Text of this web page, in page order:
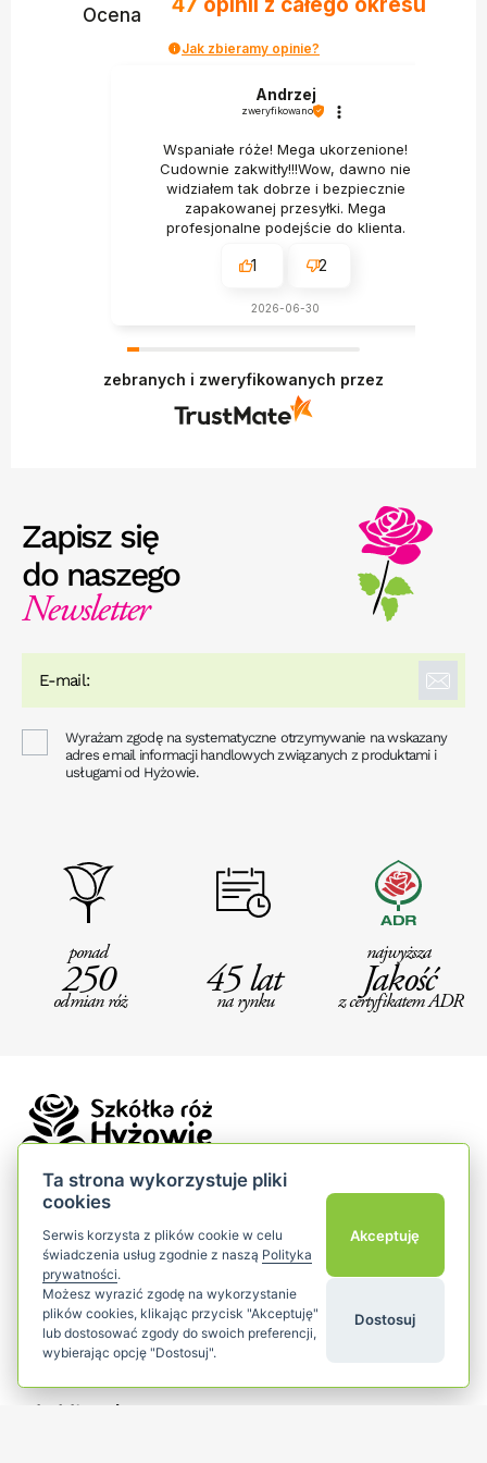
Ocena
Jak zbieramy opinie?
Andrzej
zweryfikowano
Wspaniałe róże! Mega ukorzenione!
Cudownie zakwitły!!!Wow, dawno nie
widziałem tak dobrze i bezpiecznie
zapakowanej przesyłki. Mega
profesjonalne podejście do klienta.
1 2
2026-06-30
zebranych i zweryfikowanych przez
Zapisz się
do naszego
Newsletter
Wyrażam zgodę na systematyczne otrzymywanie na wskazany
adres email informacji handlowych związanych z produktami i
usługami od Hyżowie.
ponad
250
odmian róż
45 lat
na rynku
najwyższa
Jakość
z certyfikatem ADR
Szkółka Róż Hyżowie
Bilczyce 174
32-420 Gdów
małopolska
Popularne kategorie
Dla klientów
Ta strona wykorzystuje pliki
cookies
Serwis korzysta z plików cookie w celu
świadczenia usług zgodnie z naszą Polityka
prywatności.
Możesz wyrazić zgodę na wykorzystanie
plików cookies, klikając przycisk "Akceptuję"
lub dostosować zgody do swoich preferencji,
wybierając opcję "Dostosuj".
Akceptuję
Dostosuj